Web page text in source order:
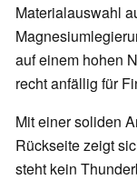
Materialauswahl
auf einem hohen
recht anfällig für
Mit einer soliden
Rückseite zeigt
steht kein